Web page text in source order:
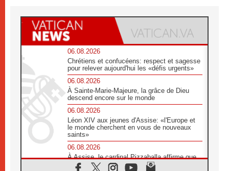
06.08.2026
Chrétiens et confucéens: respect et sagesse
pour relever aujourd'hui les «défis urgents»
06.08.2026
À Sainte-Marie-Majeure, la grâce de Dieu
descend encore sur le monde
06.08.2026
Léon XIV aux jeunes d'Assise: «l'Europe et
le monde cherchent en vous de nouveaux
saints»
06.08.2026
À Assise, le cardinal Pizzaballa affirme que
«les chrétiens veulent la paix»